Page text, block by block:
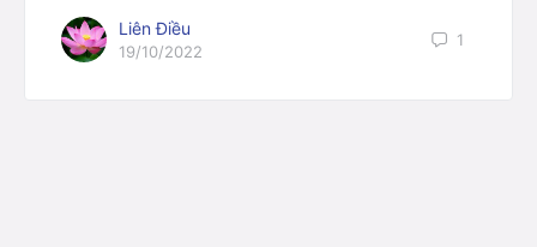
Liên Điều
19/10/2022
1